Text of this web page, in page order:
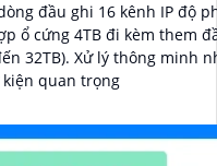
đầu ghi 16 kênh IP độ
ổ cứng 4TB đi kèm them
32TB). Xử lý thông minh
quan trọng